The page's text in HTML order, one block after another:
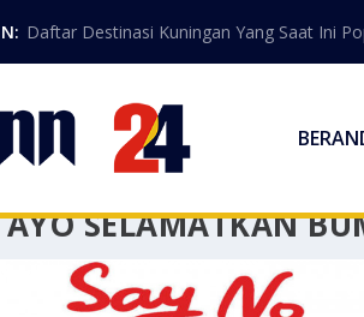
Daftar Destinasi Kuningan Yang Saat Ini
AYO SELAMATKAN